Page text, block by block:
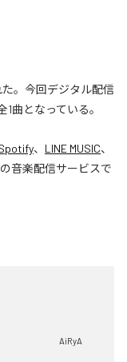
た。今回デジタル配信
1曲となっている。
、 LINE MUSIC、
音楽配信サービスで
AiRyA